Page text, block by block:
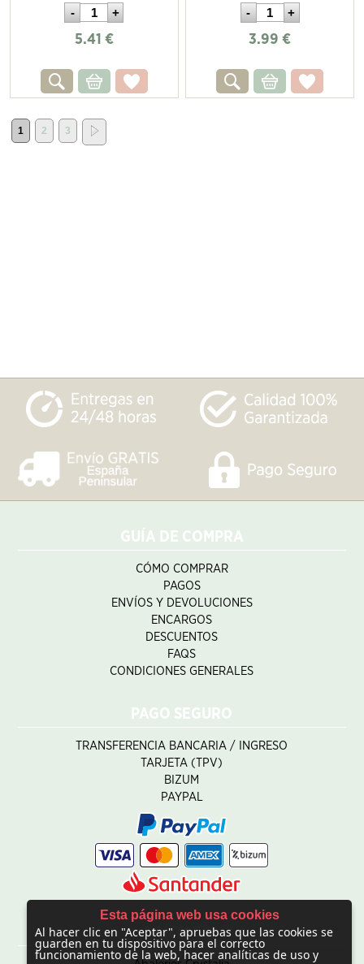
5.41 € 3.99 €
1 2 3
GUÍA DE COMPRA
CÓMO COMPRAR
PAGOS
ENVÍOS Y DEVOLUCIONES
ENCARGOS
DESCUENTOS
FAQS
CONDICIONES GENERALES
PAGO SEGURO
TRANSFERENCIA BANCARIA / INGRESO
TARJETA (TPV)
BIZUM
PAYPAL
CONTACTO
Esta página web usa cookies
Al hacer clic en "Aceptar", apruebas que las cookies se
guarden en tu dispositivo para el correcto
funcionamiento de la web, hacer analíticas de uso y